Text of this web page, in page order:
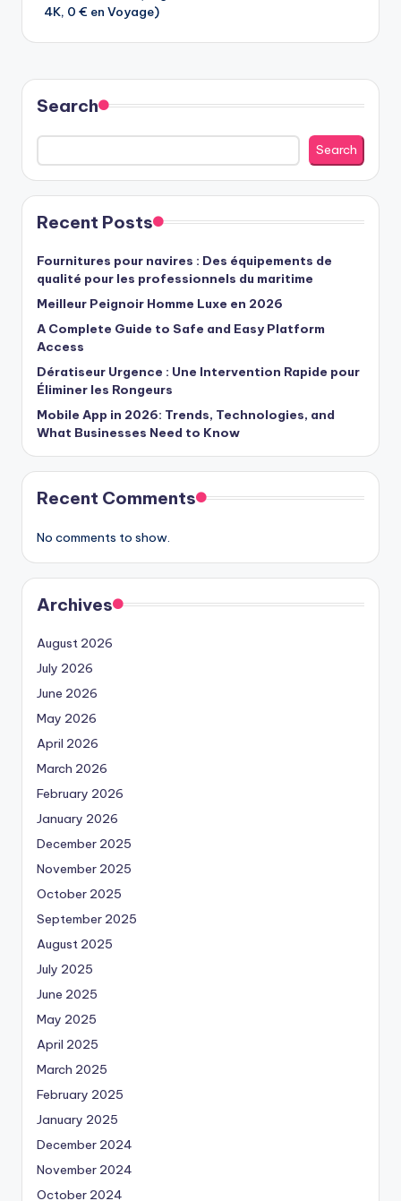
4K, 0 € en Voyage)
Search
Search
Recent Posts
Fournitures pour navires : Des équipements de
qualité pour les professionnels du maritime
Meilleur Peignoir Homme Luxe en 2026
A Complete Guide to Safe and Easy Platform
Access
Dératiseur Urgence : Une Intervention Rapide pour
Éliminer les Rongeurs
Mobile App in 2026: Trends, Technologies, and
What Businesses Need to Know
Recent Comments
No comments to show.
Archives
August 2026
July 2026
June 2026
May 2026
April 2026
March 2026
February 2026
January 2026
December 2025
November 2025
October 2025
September 2025
August 2025
July 2025
June 2025
May 2025
April 2025
March 2025
February 2025
January 2025
December 2024
November 2024
October 2024